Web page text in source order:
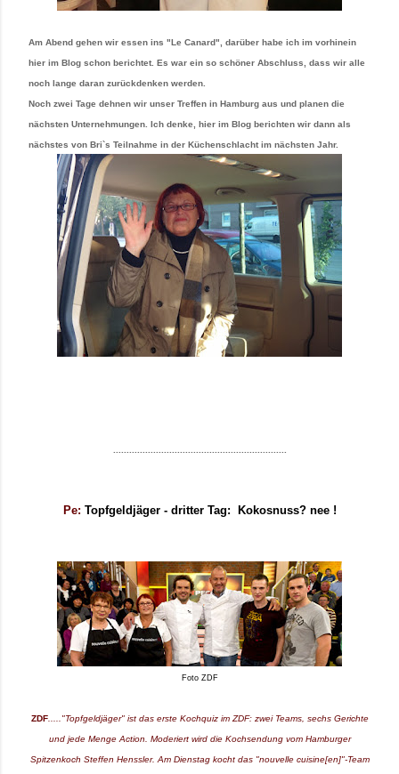
Am Abend gehen wir essen ins "Le Canard", darüber habe ich im vorhinein
hier im Blog schon berichtet. Es war ein so schöner Abschluss, dass wir alle
noch lange daran zurückdenken werden.
Noch zwei Tage dehnen wir unser Treffen in Hamburg aus und planen die
nächsten Unternehmungen. Ich denke, hier im Blog berichten wir dann als
nächstes von Bri`s Teilnahme in der Küchenschlacht im nächsten Jahr.
Pe: Topfgeldjäger - dritter Tag: Kokosnuss? nee !
Foto ZDF
ZDF....."Topfgeldjäger" ist das erste Kochquiz im ZDF: zwei Teams, sechs Gerichte
und jede Menge Action. Moderiert wird die Kochsendung vom Hamburger
Spitzenkoch Steffen Henssler. Am Dienstag kocht das "nouvelle cuisine[en]"-Team